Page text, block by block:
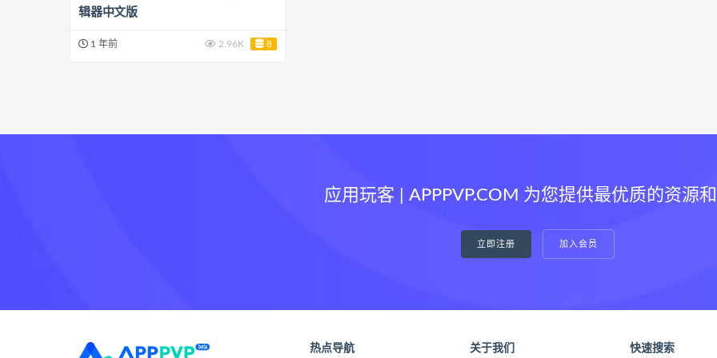
辑器中文版
1 年前 2.96K 8
应用玩客 | APPPVP.COM 为您提供最优质的资源
立即注册 加入会员
热点导航 关于我们 快速搜索